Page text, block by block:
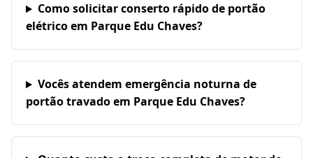
Como solicitar conserto rápido de portão
elétrico em Parque Edu Chaves?
Vocês atendem emergência noturna de
portão travado em Parque Edu Chaves?